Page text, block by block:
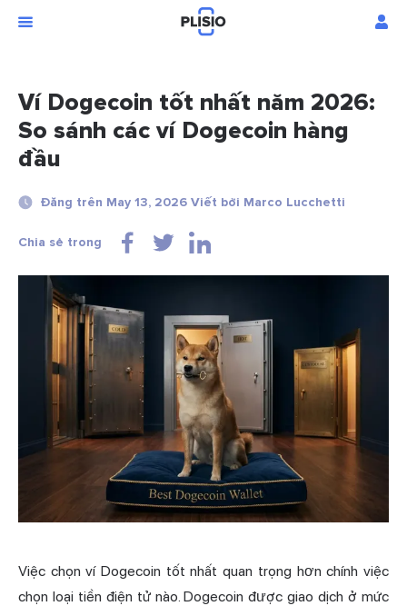
Ví Dogecoin tốt nhất năm 2026:
So sánh các ví Dogecoin hàng
đầu
Đăng trên May 13, 2026 Viết bởi Marco Lucchetti
Chia sẻ trong
Việc chọn ví Dogecoin tốt nhất quan trọng hơn chính việc
chọn loại tiền điện tử nào. Dogecoin được giao dịch ở mức